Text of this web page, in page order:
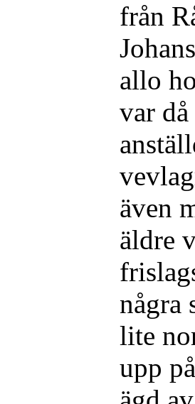
från
allo
var
även
äldre
några
lite
upp